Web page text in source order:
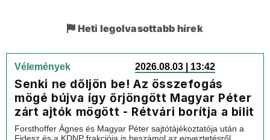
Heti legolvasottabb hírek
Vélemények 2026.08.03 | 13:42
Senki ne dőljön be! Az összefogás
mögé bújva így őrjöngött Magyar Péter
zárt ajtók mögött - Rétvári borítja a bilit
Forsthoffer Ágnes és Magyar Péter sajtótájékoztatója után a